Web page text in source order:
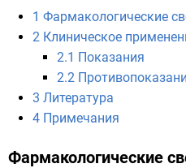
1 Фармакологические
2 Клиническое
2.1 Показания
2.2
3 Литература
4 Примечания
Фармакологические